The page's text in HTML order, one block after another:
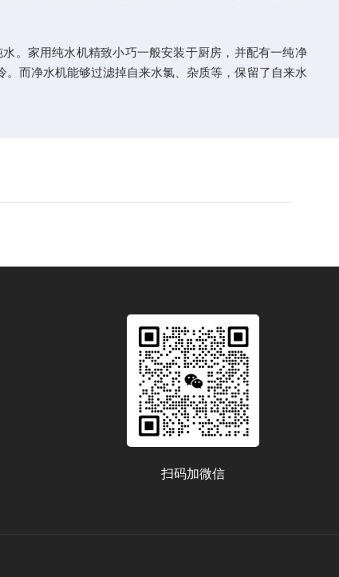
。家用纯水机精致小巧一般安装于厨房，并配有一纯净
而净水机能够过滤掉自来水氯、杂质等，保留了自来水
扫码加微信